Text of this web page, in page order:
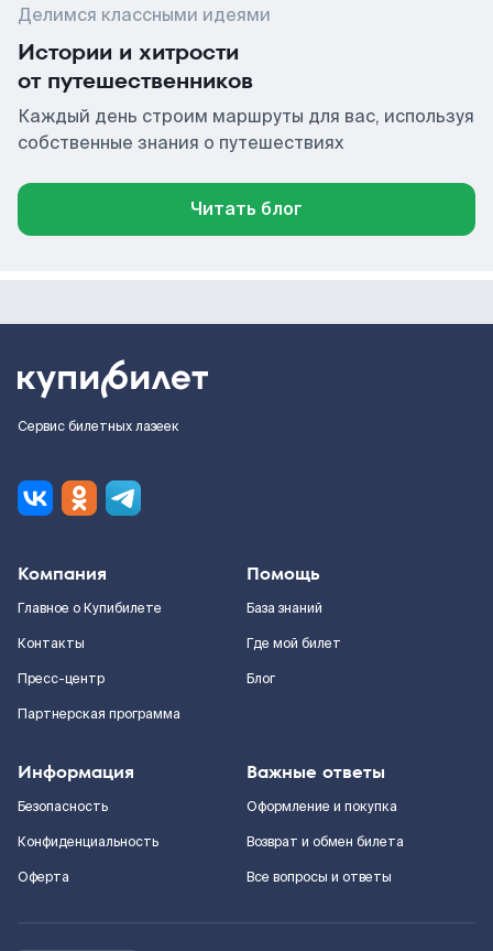
Делимся классными идеями
Истории и хитрости
от путешественников
Каждый день строим маршруты для вас, используя
собственные знания о путешествиях
Читать блог
Сервис билетных лазеек
Компания
Главное о Купибилете
Контакты
Пресс-центр
Партнерская программа
Помощь
База знаний
Где мой билет
Блог
Информация
Безопасность
Конфиденциальность
Оферта
Важные ответы
Оформление и покупка
Возврат и обмен билета
Все вопросы и ответы